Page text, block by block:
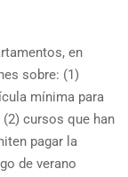
en
sobre: (1)
mínima para
cursos que han
pagar la
de verano